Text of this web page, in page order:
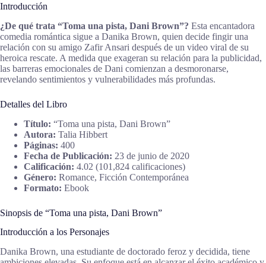
Introducción
¿De qué trata “Toma una pista, Dani Brown”? Esta encantadora
comedia romántica sigue a Danika Brown, quien decide fingir una
relación con su amigo Zafir Ansari después de un video viral de su
heroica rescate. A medida que exageran su relación para la publicidad,
las barreras emocionales de Dani comienzan a desmoronarse,
revelando sentimientos y vulnerabilidades más profundas.
Detalles del Libro
Título: “Toma una pista, Dani Brown”
Autora: Talia Hibbert
Páginas: 400
Fecha de Publicación: 23 de junio de 2020
Calificación: 4.02 (101,824 calificaciones)
Género: Romance, Ficción Contemporánea
Formato: Ebook
Sinopsis de “Toma una pista, Dani Brown”
Introducción a los Personajes
Danika Brown, una estudiante de doctorado feroz y decidida, tiene